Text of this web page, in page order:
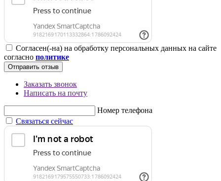
Согласен(-на) на обработку персональных данных на сайте
согласно политике
Отправить отзыв
Заказать звонок
Написать на почту
Номер телефона
Связаться сейчас